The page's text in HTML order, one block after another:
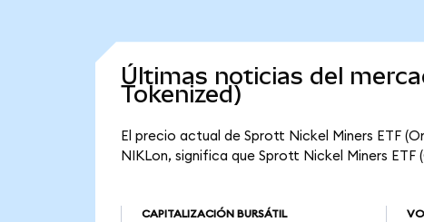
Últimas noticias del
Tokenized)
El precio actual de Sprott Nickel Miners ETF
NIKLon, significa que Sprott Nickel Miners
CAPITALIZACIÓN BURSÁTIL